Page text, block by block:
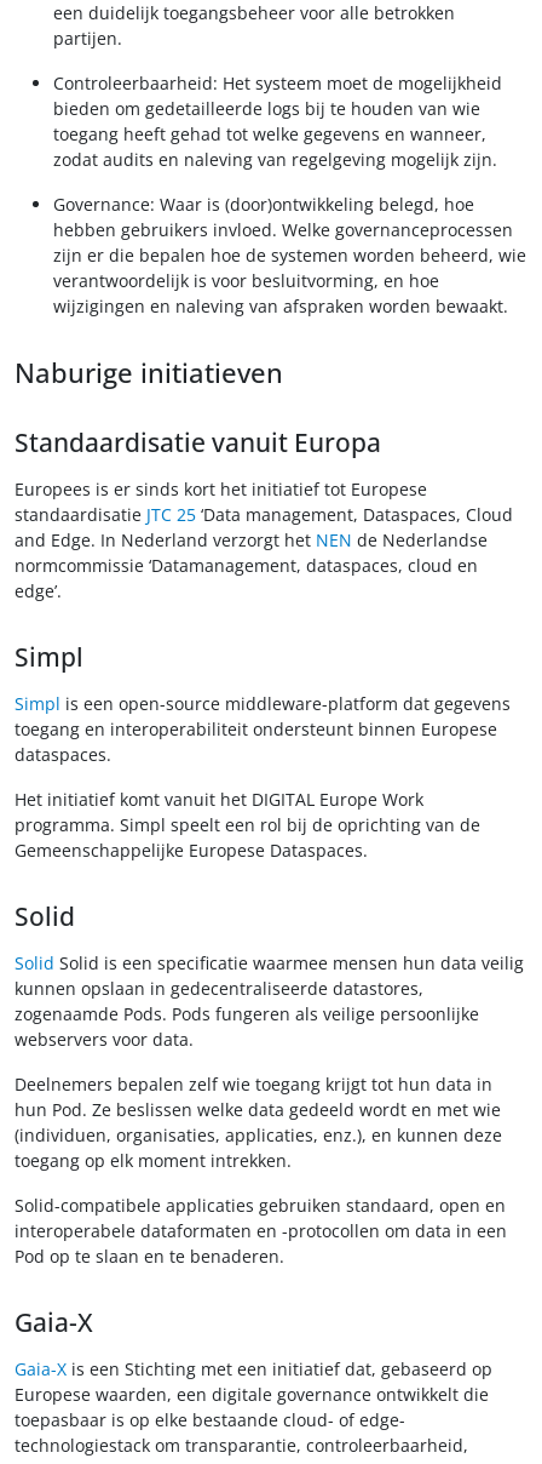
een duidelijk toegangsbeheer voor alle betrokken
partijen.
Controleerbaarheid: Het systeem moet de mogelijkheid
bieden om gedetailleerde logs bij te houden van wie
toegang heeft gehad tot welke gegevens en wanneer,
zodat audits en naleving van regelgeving mogelijk zijn.
Governance: Waar is (door)ontwikkeling belegd, hoe
hebben gebruikers invloed. Welke governanceprocessen
zijn er die bepalen hoe de systemen worden beheerd, wie
verantwoordelijk is voor besluitvorming, en hoe
wijzigingen en naleving van afspraken worden bewaakt.
Naburige initiatieven
Standaardisatie vanuit Europa
Europees is er sinds kort het initiatief tot Europese
standaardisatie JTC 25 ‘Data management, Dataspaces, Cloud
and Edge. In Nederland verzorgt het NEN de Nederlandse
normcommissie ‘Datamanagement, dataspaces, cloud en
edge’.
Simpl
Simpl is een open-source middleware-platform dat gegevens
toegang en interoperabiliteit ondersteunt binnen Europese
dataspaces.
Het initiatief komt vanuit het DIGITAL Europe Work
programma. Simpl speelt een rol bij de oprichting van de
Gemeenschappelijke Europese Dataspaces.
Solid
Solid Solid is een specificatie waarmee mensen hun data veilig
kunnen opslaan in gedecentraliseerde datastores,
zogenaamde Pods. Pods fungeren als veilige persoonlijke
webservers voor data.
Deelnemers bepalen zelf wie toegang krijgt tot hun data in
hun Pod. Ze beslissen welke data gedeeld wordt en met wie
(individuen, organisaties, applicaties, enz.), en kunnen deze
toegang op elk moment intrekken.
Solid-compatibele applicaties gebruiken standaard, open en
interoperabele dataformaten en -protocollen om data in een
Pod op te slaan en te benaderen.
Gaia-X
Gaia-X is een Stichting met een initiatief dat, gebaseerd op
Europese waarden, een digitale governance ontwikkelt die
toepasbaar is op elke bestaande cloud- of edge-
technologiestack om transparantie, controleerbaarheid,